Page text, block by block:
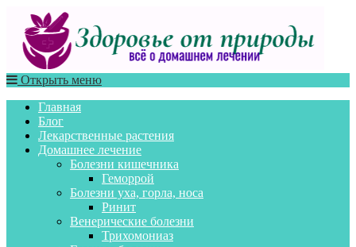
Открыть меню
Главная
Блог
Лекарственные растения
Домашнее лечение
Болезни кишечника
Геморрой
Болезни уха, горла, носа
Ринит
Венерические болезни
Трихомониаз